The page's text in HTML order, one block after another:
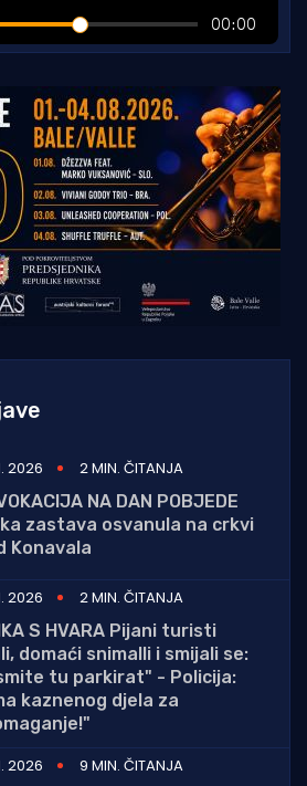
2026
2 MIN. ČITANJA
NA DAN POBJEDE
zastava osvanula na crkvi
Konavala
2026
2 MIN. ČITANJA
S HVARA Pijani turisti
domaći snimalli i smijali se:
tu parkirat" - Policija:
kaznenog djela za
2026
9 MIN. ČITANJA